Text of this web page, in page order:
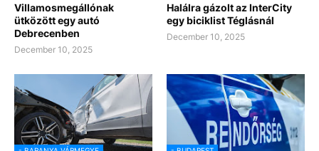
Villamosmegállónak
ütközött egy autó
Debrecenben
December 10, 2025
Halálra gázolt az InterCity
egy biciklist Téglásnál
December 10, 2025